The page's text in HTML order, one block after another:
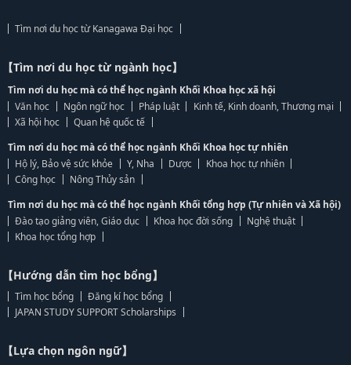
Tìm nơi du học từ Kanagawa Đại học
【Tìm nơi du học từ ngành học】
Tìm nơi du học mà có thể học ngành Khối Khoa học xã hội
Văn học
Ngôn ngữ học Pháp luật
Kinh tế, Kinh doanh, Thương mại
Xã hội học
Quan hệ quốc tế
Tìm nơi du học mà có thể học ngành Khối Khoa học tự nhiên
Hộ lý, Bảo vệ sức khỏe
Y, Nha Dược
Khoa học tự nhiên
Công học
Nông Thủy sản
Tìm nơi du học mà có thể học ngành Khối tổng hợp (Tự nhiên và Xã hội)
Đào tạo giảng viên, Giáo dục
Khoa học đời sống
Nghệ thuật
Khoa học tổng hợp
【Hướng dẫn tìm học bổng】
Tìm học bổng
Đăng kí học bổng
JAPAN STUDY SUPPORT Scholarships
【Lựa chọn ngôn ngữ】